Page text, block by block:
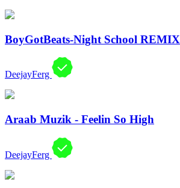
BoyGotBeats-Night School REMIX
DeejayFerg
Araab Muzik - Feelin So High
DeejayFerg